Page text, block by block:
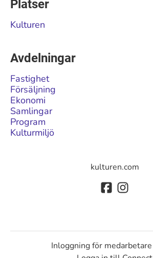
Platser
Kulturen
Avdelningar
Fastighet
Försäljning
Ekonomi
Samlingar
Program
Kulturmiljö
kulturen.com
Inloggning för medarbetare